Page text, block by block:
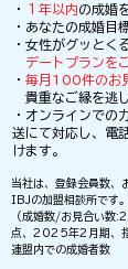
・
１年以内の成婚
・あなたの成婚目
・女性がグッとく
デートプランを
・ 毎月100件のお
貴重なご縁を逃
・オンラインでの
送にて対応し、電
けます。
当社は、登録会員数
IBJの加盟相談所です
（成婚数/お見合い
点、2025年2月期、
連盟内での成婚者数